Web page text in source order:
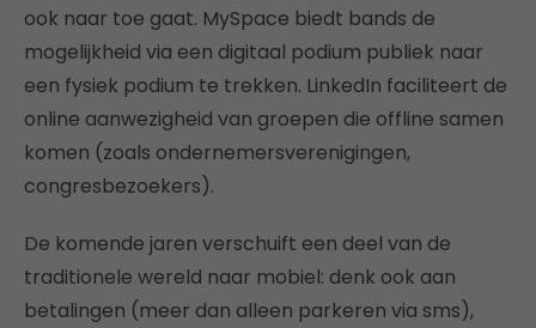
ook naar toe gaat. MySpace biedt bands de
mogelijkheid via een digitaal podium publiek naar
een fysiek podium te trekken. LinkedIn faciliteert de
online aanwezigheid van groepen die offline samen
komen (zoals ondernemersverenigingen,
congresbezoekers).
De komende jaren verschuift een deel van de
traditionele wereld naar mobiel: denk ook aan
betalingen (meer dan alleen parkeren via sms),